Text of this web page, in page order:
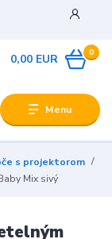
Menu
0
0,00 EUR
s projektorom
Mix sivý